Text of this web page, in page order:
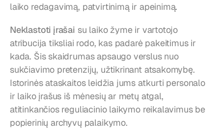
laiko redagavimą, patvirtinimą ir apeinimą.
Neklastoti įrašai su laiko žyme ir vartotojo
atribucija tiksliai rodo, kas padarė pakeitimus ir
kada. Šis skaidrumas apsaugo verslus nuo
sukčiavimo pretenzijų, užtikrinant atsakomybę.
Istorinės ataskaitos leidžia jums atkurti personalo
ir laiko įrašus iš mėnesių ar metų atgal,
atitinkančios reguliacinio laikymo reikalavimus be
popierinių archyvų palaikymo.